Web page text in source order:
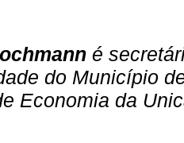
é
do Município
Economia da